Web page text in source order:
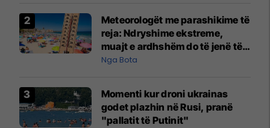
Meteorologët me parashikime të
reja: Ndryshime ekstreme,
muajt e ardhshëm do të jenë të
pazakontë
Nga Bota
Momenti kur droni ukrainas
godet plazhin në Rusi, pranë
"pallatit të Putinit"